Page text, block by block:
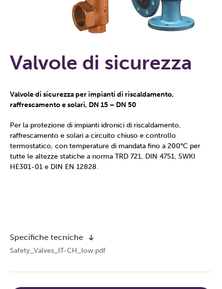
Valvole di sicurezza
Valvole di sicurezza per impianti di riscaldamento,
raffrescamento e solari, DN 15 – DN 50
Per la protezione di impianti idronici di riscaldamento,
raffrescamento e solari a circuito chiuso e controllo
termostatico, con temperature di mandata fino a 200°C per
tutte le altezze statiche a norma TRD 721, DIN 4751, SWKI
HE301-01 e DIN EN 12828.
Specifiche tecniche
Safety_Valves_IT-CH_low.pdf